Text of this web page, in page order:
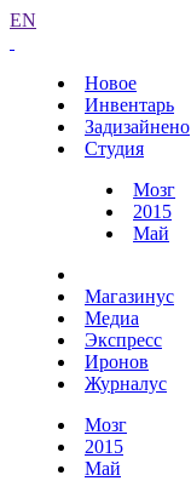
EN
Новое
Инвентарь
Задизайнено
Студия
Мозг
2015
Май
Магазинус
Медиа
Экспресс
Иронов
Журналус
Мозг
2015
Май